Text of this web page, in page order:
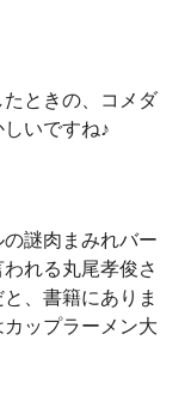
ときの、コメダ
いですね♪
謎肉まみれバー
れる丸尾孝俊さ
、書籍にありま
ップラーメン大